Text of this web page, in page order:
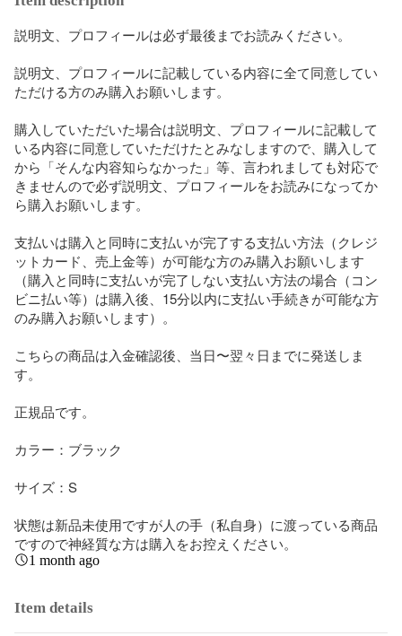
説明文、プロフィールは必ず最後までお読みください。
説明文、プロフィールに記載している内容に全て同意してい
ただける方のみ購入お願いします。
購入していただいた場合は説明文、プロフィールに記載して
いる内容に同意していただけたとみなしますので、購入して
から「そんな内容知らなかった」等、言われましても対応で
きませんので必ず説明文、プロフィールをお読みになってか
ら購入お願いします。
支払いは購入と同時に支払いが完了する支払い方法（クレジ
ットカード、売上金等）が可能な方のみ購入お願いします
（購入と同時に支払いが完了しない支払い方法の場合（コン
ビニ払い等）は購入後、15分以内に支払い手続きが可能な方
のみ購入お願いします）。
こちらの商品は入金確認後、当日〜翌々日までに発送しま
す。
正規品です。
カラー：ブラック
サイズ：S
状態は新品未使用ですが人の手（私自身）に渡っている商品
ですので神経質な方は購入をお控えください。
1 month ago
Item details